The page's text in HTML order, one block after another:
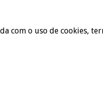
com o uso de cookies,